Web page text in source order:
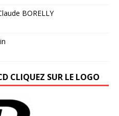
BORELLY
CLIQUEZ SUR LE LOGO